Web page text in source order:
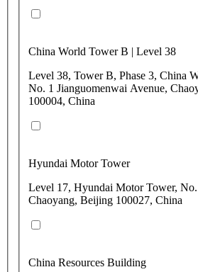
China World Tower B | Level 38
Level 38, Tower B, Phase 3, China
No. 1 Jianguomenwai Avenue,
100004, China
Hyundai Motor Tower
Level 17, Hyundai Motor Tower,
Chaoyang, Beijing 100027, China
China Resources Building